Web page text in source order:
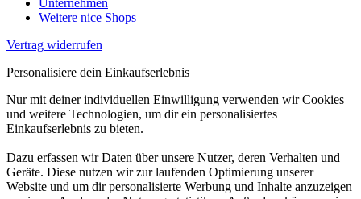
Unternehmen
Weitere nice Shops
Vertrag widerrufen
Personalisiere dein Einkaufserlebnis
Nur mit deiner individuellen Einwilligung verwenden wir Cookies
und weitere Technologien, um dir ein personalisiertes
Einkaufserlebnis zu bieten.
Dazu erfassen wir Daten über unsere Nutzer, deren Verhalten und
Geräte. Diese nutzen wir zur laufenden Optimierung unserer
Website und um dir personalisierte Werbung und Inhalte anzuzeigen